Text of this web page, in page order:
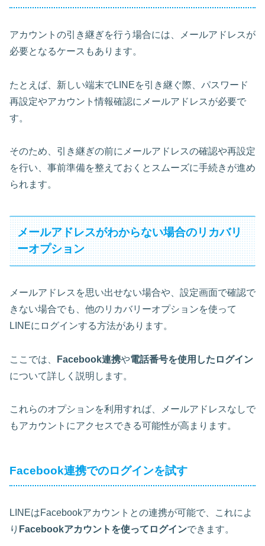
アカウントの引き継ぎを行う場合には、メールアドレスが
必要となるケースもあります。
たとえば、新しい端末でLINEを引き継ぐ際、 パスワード
再設定やアカウント情報確認にメールアドレスが必要で
す。
そのため、引き継ぎの前にメールアドレスの確認や再設定
を行い、事前準備を整えておくとスムーズに手続きが進め
られます。
メールアドレスがわからない場合のリカバリ
ーオプション
メールアドレスを思い出せない場合や、設定画面で確認で
きない場合でも、他のリカバリーオプションを使って
LINEにログインする方法があります。
ここでは、 Facebook連携や電話番号を使用したログイン
について詳しく説明します。
これらのオプションを利用すれば、メールアドレスなしで
もアカウントにアクセスできる可能性が高まります。
Facebook連携でのログインを試す
LINEはFacebookアカウントとの連携が可能で、これによ
り Facebookアカウントを使ってログインできます。